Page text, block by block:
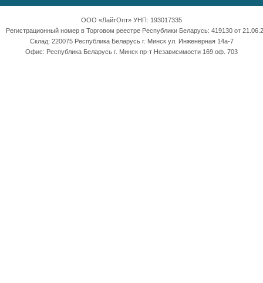
ООО «ЛайтОпт» УНП: 193017335
Регистрационный номер в Торговом реестре Республики Беларусь: 419130 от
Склад: 220075 Республика Беларусь г. Минск ул. Инженерная 14а-7
Офис: Республика Беларусь г. Минск пр-т Независимости 169 оф. 703